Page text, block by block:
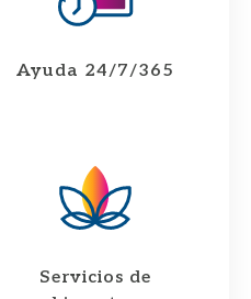
Ayuda 24/7/365
Servicios de